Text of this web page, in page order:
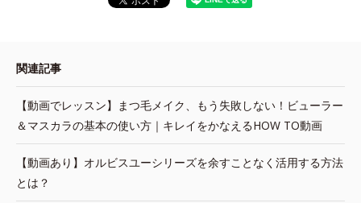
関連記事
【動画でレッスン】まつ毛メイク、もう失敗しない！ビューラー
＆マスカラの基本の使い方｜キレイをかなえるHOW TO動画
【動画あり】オルビスユーシリーズを余すことなく活用する方法
とは？